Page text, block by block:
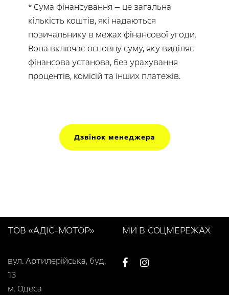
* Сума фінансування — це загальна
кількість коштів, які надаються
позичальнику в межах фінансової угоди.
Вона включає основну суму, яку виділяє
фінансова установа, без урахування
процентів, комісій та інших платежів.
Дзвінок менеджера
ТОВ «АДІС-МОТОР»
вул. Артилерійська, буд.
13
м. Одеса
МИ В СОЦМЕРЕЖАХ